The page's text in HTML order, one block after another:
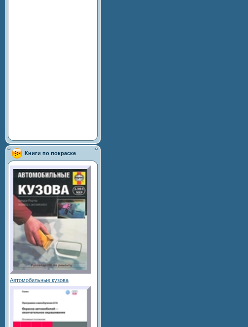
Книги по покраске
Автомобильные кузова